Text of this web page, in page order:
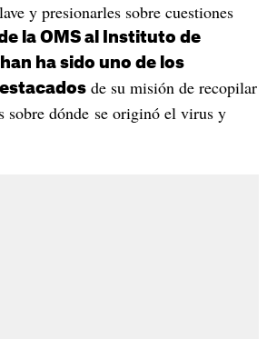
y presionarles sobre cuestiones
la OMS al Instituto de
ha sido uno de los
de su misión de recopilar
sobre dónde se originó el virus y